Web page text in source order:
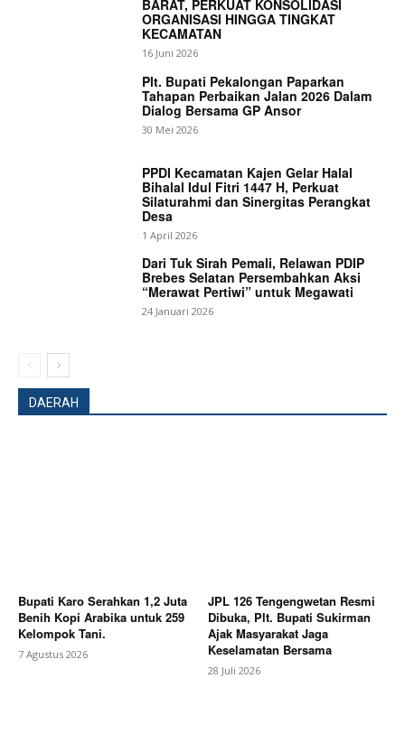
News Week
Magazine PRO
BARAT, PERKUAT KONSOLIDASI
ORGANISASI HINGGA TINGKAT
KECAMATAN
16 Juni 2026
Plt. Bupati Pekalongan Paparkan
Tahapan Perbaikan Jalan 2026 Dalam
Dialog Bersama GP Ansor
30 Mei 2026
PPDI Kecamatan Kajen Gelar Halal
Bihalal Idul Fitri 1447 H, Perkuat
Silaturahmi dan Sinergitas Perangkat
Desa
1 April 2026
Dari Tuk Sirah Pemali, Relawan PDIP
Brebes Selatan Persembahkan Aksi
“Merawat Pertiwi” untuk Megawati
24 Januari 2026
DAERAH
Bupati Karo Serahkan 1,2 Juta
Benih Kopi Arabika untuk 259
Kelompok Tani.
7 Agustus 2026
JPL 126 Tengengwetan Resmi
Dibuka, Plt. Bupati Sukirman
Ajak Masyarakat Jaga
Keselamatan Bersama
28 Juli 2026